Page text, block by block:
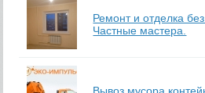
Ремонт и отделка
Частные мастера.